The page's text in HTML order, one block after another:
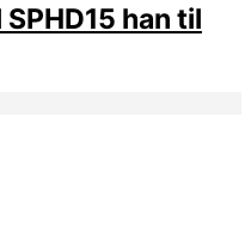
han til